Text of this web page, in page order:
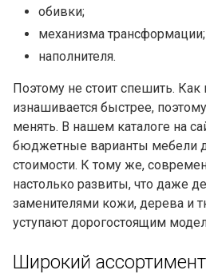
обивки;
механизма трансформации;
наполнителя.
Поэтому не стоит спешить. Как
изнашивается быстрее,
менять. В нашем каталоге на
бюджетные варианты мебели
стоимости. К тому же,
настолько развиты, что даже
заменителями кожи, дерева и
уступают дорогостоящим
Широкий ассортимент